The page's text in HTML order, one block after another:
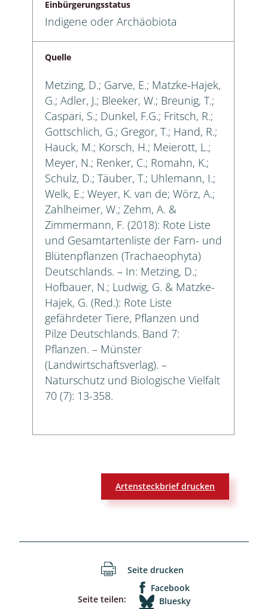
Einbürgerungsstatus
Indigene oder Archäobiota
Quelle
Metzing, D.; Garve, E.; Matzke-Hajek,
G.; Adler, J.; Bleeker, W.; Breunig, T.;
Caspari, S.; Dunkel, F.G.; Fritsch, R.;
Gottschlich, G.; Gregor, T.; Hand, R.;
Hauck, M.; Korsch, H.; Meierott, L.;
Meyer, N.; Renker, C.; Romahn, K.;
Schulz, D.; Täuber, T.; Uhlemann, I.;
Welk, E.; Weyer, K. van de; Wörz, A.;
Zahlheimer, W.; Zehm, A. &
Zimmermann, F. (2018): Rote Liste
und Gesamtartenliste der Farn- und
Blütenpflanzen (Trachaeophyta)
Deutschlands. – In: Metzing, D.;
Hofbauer, N.; Ludwig, G. & Matzke-
Hajek, G. (Red.): Rote Liste
gefährdeter Tiere, Pflanzen und
Pilze Deutschlands. Band 7:
Pflanzen. – Münster
(Landwirtschaftsverlag). –
Naturschutz und Biologische Vielfalt
70 (7): 13-358.
Artensteckbrief drucken
Seite drucken
Seite teilen:
Facebook
Bluesky